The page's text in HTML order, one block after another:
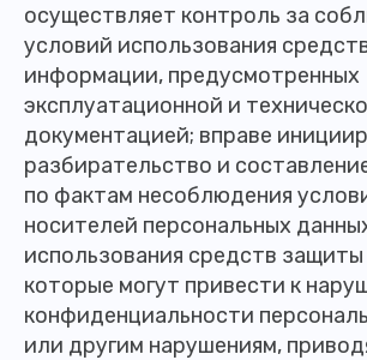
осуществляет контроль за
условий использования
информации, предусмотренных
эксплуатационной и
документацией; вправе
разбирательство и
по фактам несоблюдения
носителей персональных
использования средств
которые могут привести к
конфиденциальности
или другим нарушениям,